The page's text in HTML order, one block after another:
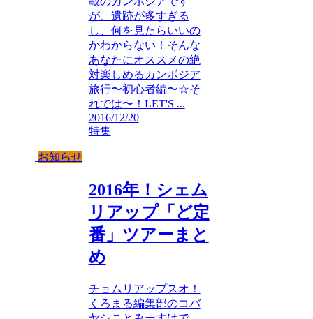
が、遺跡が多すぎる
し、何を見たらいいの
かわからない！そんな
あなたにオススメの絶
対楽しめるカンボジア
旅行〜初心者編〜☆そ
れでは〜！LET'S ...
2016/12/20
特集
お知らせ
2016年！シェム
リアップ「ど定
番」ツアーまと
め
チョムリアップスオ！
くろまる編集部のコバ